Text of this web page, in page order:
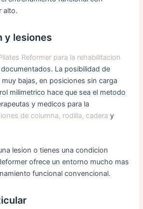
alto.
y lesiones
Reformer para la rehabilitacion
La posibilidad de
bajas, en posiciones sin carga
milimetrico hace que sea el metodo
y medicos para la
de columna, rodilla, cadera y
lesion o tienes una condicion
ofrece un entorno mucho mas
funcional convencional.